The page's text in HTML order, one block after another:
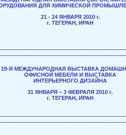
ДЛЯ ХИМИЧЕСКОЙ
21 - 24 ЯНВАРЯ 2010 г.
г. ТЕГЕРАН, ИРАН
19-Я МЕЖДУНАРОДНАЯ ВЫСТАВКА
ОФИСНОЙ МЕБЕЛИ И ВЫСТАВКА
ИНТЕРЬЕРНОГО ДИЗАЙНА
31 ЯНВАРЯ – 3 ФЕВРАЛЯ 2010 г.
г. ТЕГЕРАН, ИРАН